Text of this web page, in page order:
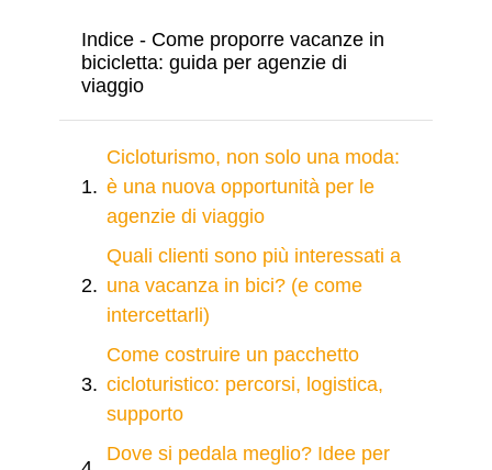
Indice - Come proporre vacanze in
bicicletta: guida per agenzie di
viaggio
Cicloturismo, non solo una moda:
è una nuova opportunità per le
agenzie di viaggio
Quali clienti sono più interessati a
una vacanza in bici? (e come
intercettarli)
Come costruire un pacchetto
cicloturistico: percorsi, logistica,
supporto
Dove si pedala meglio? Idee per